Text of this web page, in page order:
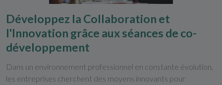
Développez la Collaboration et
l'Innovation grâce aux séances de co-
développement
Dans un environnement professionnel en constante évolution,
les entreprises cherchent des moyens innovants pour